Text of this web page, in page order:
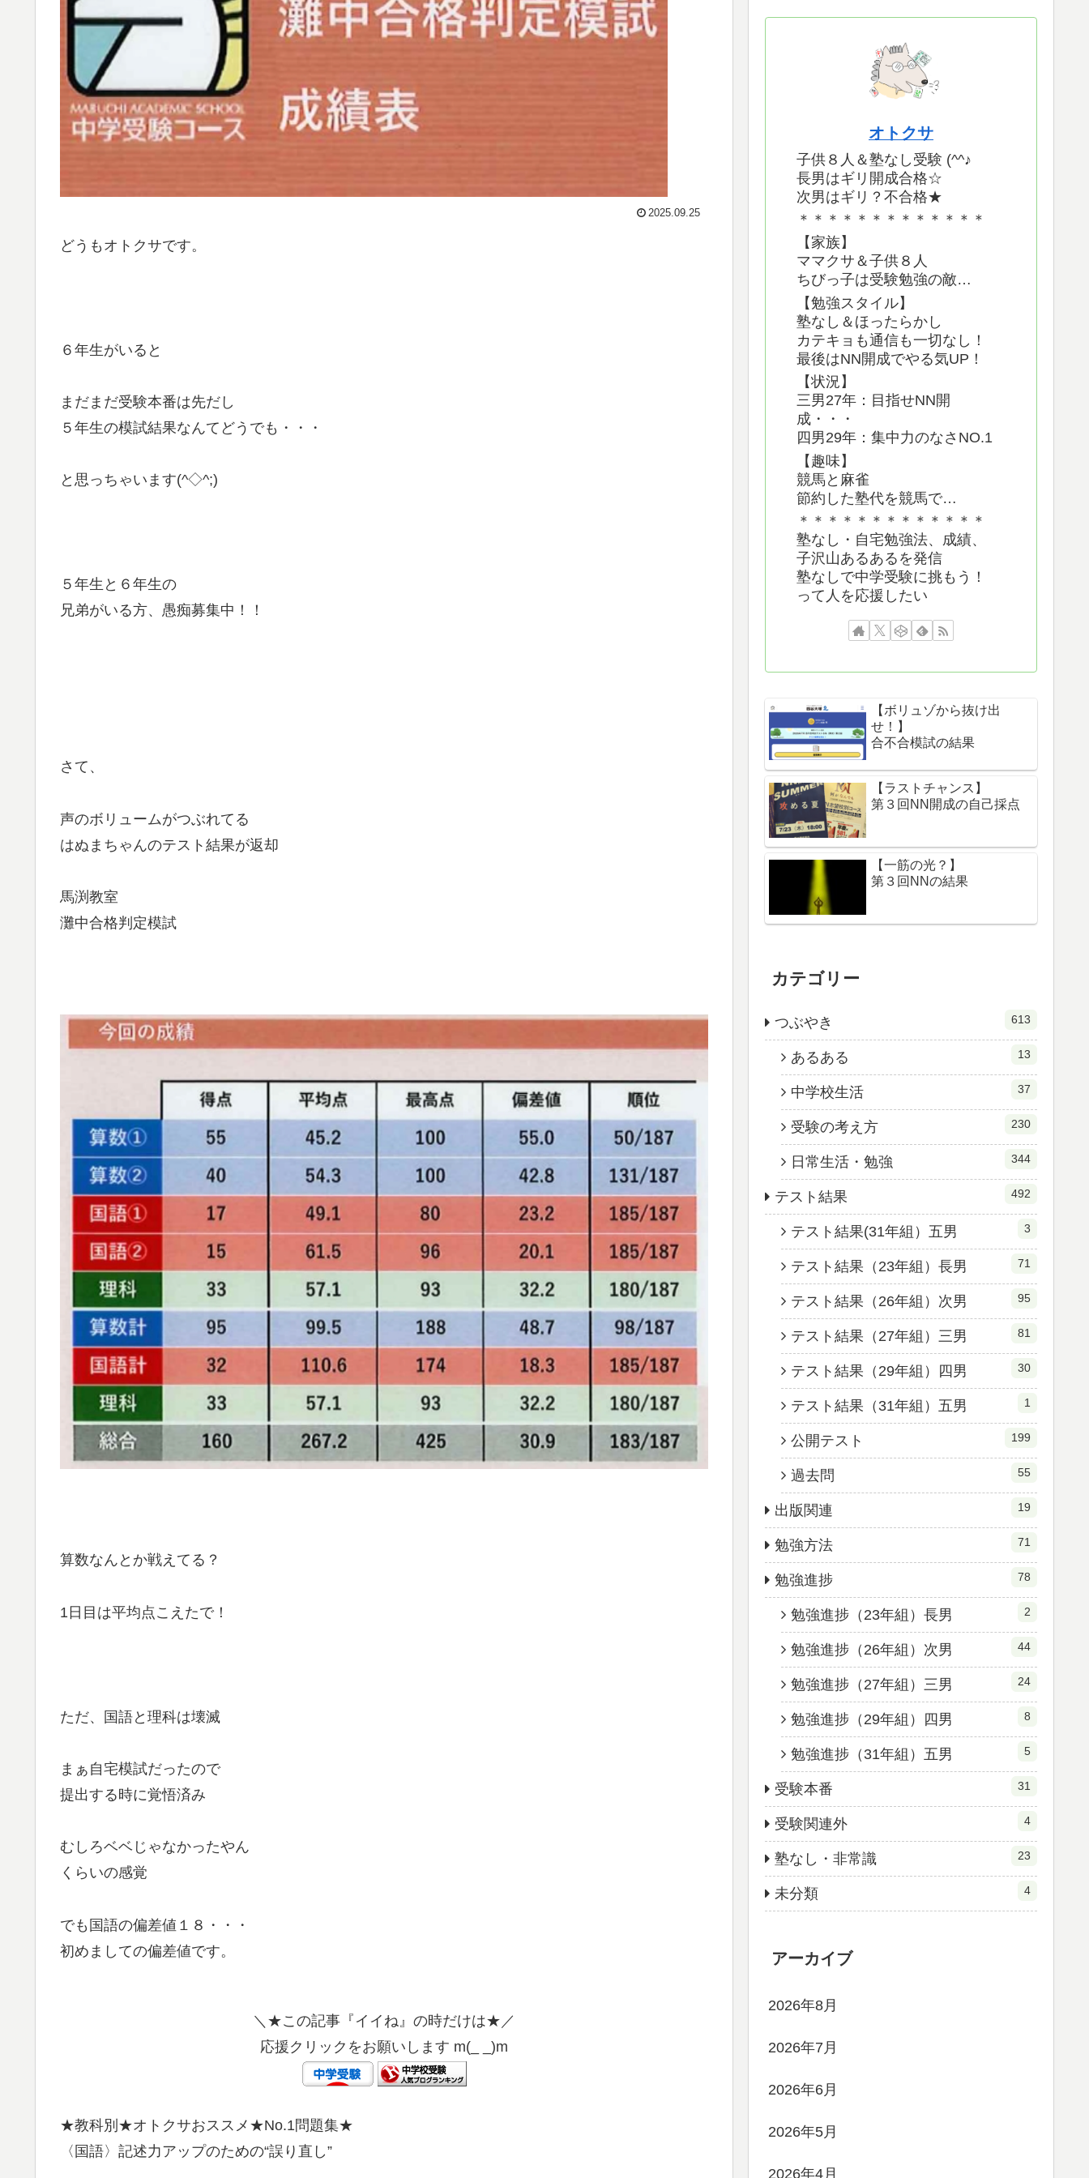
2025.09.25
どうもオトクサです。
６年生がいると
まだまだ受験本番は先だし
５年生の模試結果なんてどうでも・・・
と思っちゃいます(^◇^;)
５年生と６年生の
兄弟がいる方、愚痴募集中！！
さて、
声のボリュームがつぶれてる
はぬまちゃんのテスト結果が返却
馬渕教室
灘中合格判定模試
算数なんとか戦えてる？
1日目は平均点こえたで！
ただ、国語と理科は壊滅
まぁ自宅模試だったので
提出する時に覚悟済み
むしろベベじゃなかったやん
くらいの感覚
でも国語の偏差値１８・・・
初めましての偏差値です。
＼★この記事『イイね』の時だけは★／
応援クリックをお願いします m(_ _)m
★教科別★オトクサおススメ★No.1問題集★
〈国語〉記述力アップのための“誤り直し”
オトクサ
子供８人＆塾なし受験 (^^♪
長男はギリ開成合格☆
次男はギリ？不合格★
＊＊＊＊＊＊＊＊＊＊＊＊＊
【家族】
ママクサ＆子供８人
ちびっ子は受験勉強の敵…
【勉強スタイル】
塾なし＆ほったらかし
カテキョも通信も一切なし！
最後はNN開成でやる気UP！
【状況】
三男27年：目指せNN開
成・・・
四男29年：集中力のなさNO.1
【趣味】
競馬と麻雀
節約した塾代を競馬で…
＊＊＊＊＊＊＊＊＊＊＊＊＊
塾なし・自宅勉強法、成績、
子沢山あるあるを発信
塾なしで中学受験に挑もう！
って人を応援したい
【ボリュゾから抜け出
せ！】
合不合模試の結果
【ラストチャンス】
第３回NN開成の自己採点
【一筋の光？】
第３回NNの結果
カテゴリー
つぶやき 613
あるある 13
中学校生活 37
受験の考え方 230
日常生活・勉強 344
テスト結果 492
テスト結果(31年組）五男 3
テスト結果（23年組）長男 71
テスト結果（26年組）次男 95
テスト結果（27年組）三男 81
テスト結果（29年組）四男 30
テスト結果（31年組）五男 1
公開テスト 199
過去問 55
出版関連 19
勉強方法 71
勉強進捗 78
勉強進捗（23年組）長男 2
勉強進捗（26年組）次男 44
勉強進捗（27年組）三男 24
勉強進捗（29年組）四男 8
勉強進捗（31年組）五男 5
受験本番 31
受験関連外 4
塾なし・非常識 23
未分類 4
アーカイブ
2026年8月
2026年7月
2026年6月
2026年5月
2026年4月